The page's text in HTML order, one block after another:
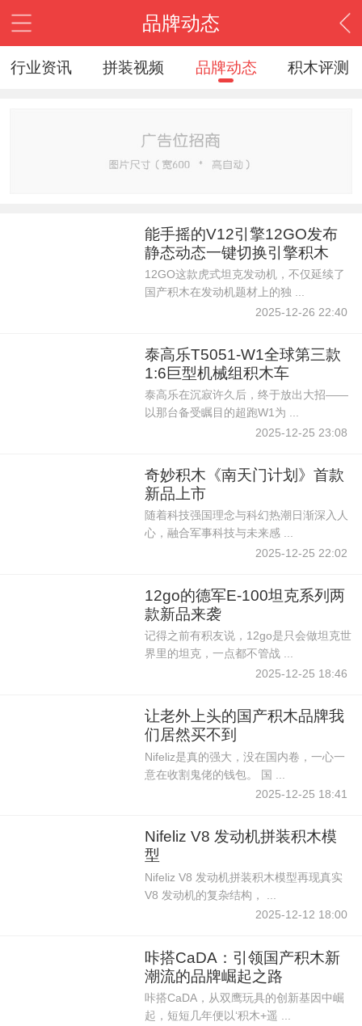
品牌动态
行业资讯 拼装视频 品牌动态 积木评测
能手摇的V12引擎12GO发布
静态动态一键切换引擎积木
12GO这款虎式坦克发动机，不仅延续了
国产积木在发动机题材上的独 ...
2025-12-26 22:40
泰高乐T5051-W1全球第三款
1:6巨型机械组积木车
泰高乐在沉寂许久后，终于放出大招——
以那台备受瞩目的超跑W1为 ...
2025-12-25 23:08
奇妙积木《南天门计划》首款
新品上市
随着科技强国理念与科幻热潮日渐深入人
心，融合军事科技与未来感 ...
2025-12-25 22:02
12go的德军E-100坦克系列两
款新品来袭
记得之前有积友说，12go是只会做坦克世
界里的坦克，一点都不管战 ...
2025-12-25 18:46
让老外上头的国产积木品牌我
们居然买不到
Nifeliz是真的强大，没在国内卷，一心一
意在收割鬼佬的钱包。 国 ...
2025-12-25 18:41
Nifeliz V8 发动机拼装积木模
型
Nifeliz V8 发动机拼装积木模型再现真实
V8 发动机的复杂结构， ...
2025-12-12 18:00
咔搭CaDA：引领国产积木新
潮流的品牌崛起之路
咔搭CaDA，从双鹰玩具的创新基因中崛
起，短短几年便以‘积木+遥 ...